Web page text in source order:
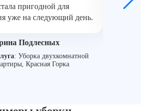
пригодной для
уже на следующий день.
Подлесных
: Уборка двухкомнатной
Красная Горка